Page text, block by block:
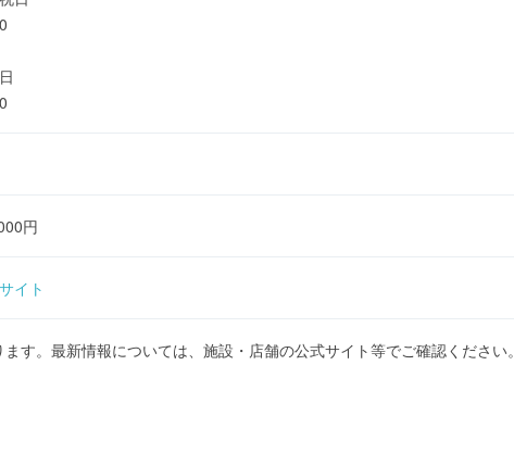
円
イト
す。最新情報については、施設・店舗の公式サイト等でご確認ください。